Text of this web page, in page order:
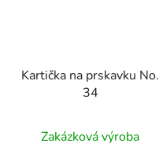
Kartička na prskavku No.
34
Zakázková výroba